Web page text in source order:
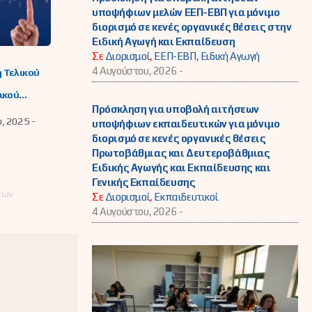
την
2025 -
υποψήφιων μελών ΕΕΠ-ΕΒΠ για μόνιμο
διορισμό σε κενές οργανικές θέσεις στην
Ειδική Αγωγή και Εκπαίδευση
ΣεΔιορισμοί, ΕΕΠ-ΕΒΠ, Ειδική Αγωγή
4 Αυγούστου, 2026 -
Πρόσκληση για υποβολή αιτήσεων
υποψήφιων εκπαιδευτικών για μόνιμο
διορισμό σε κενές οργανικές θέσεις
Πρωτοβάθμιας και Δευτεροβάθμιας
Ειδικής Αγωγής και Εκπαίδευσης και
Γενικής Εκπαίδευσης
ΣεΔιορισμοί, Εκπαιδευτικοί
4 Αυγούστου, 2026 -